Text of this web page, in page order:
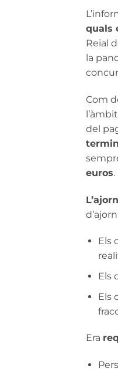
quals
Reial
la
Com
del
euros.
Els
Els
Els
Era